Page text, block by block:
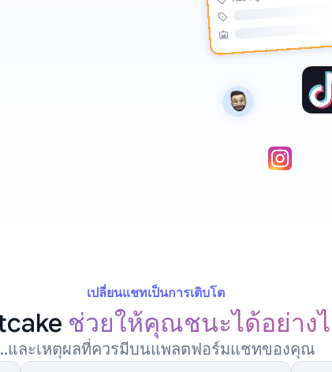
เปลี่ยนแชทเป็นการเติบโต
ช่วยให้คุณชนะได้อย่าง
และเหตุผลที่ควรมีบนแพลตฟอร์มแชทของคุณ